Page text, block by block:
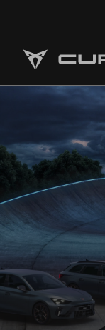
Strona główna
Oferta i
Samochody
5 lat gwarancji
Finansowanie
Serwis
Oryginalne
Akcesoria CUPRA
Jazda próbna